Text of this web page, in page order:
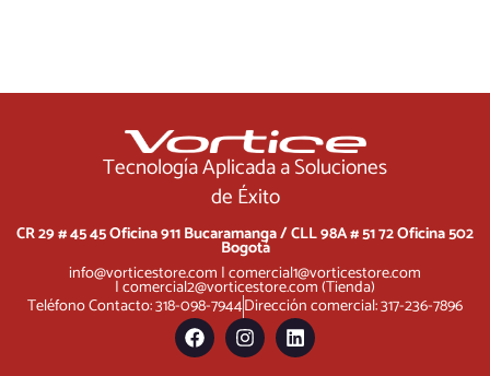
Tecnología Aplicada a Soluciones
de Éxito
CR 29 # 45 45 Oficina 911 Bucaramanga /CLL 98A # 51 72 Oficina 502
Bogotá
info@vorticestore.com |comercial1@vorticestore.com
|comercial2@vorticestore.com(Tienda)
Teléfono Contacto: 318-098-7944Dirección comercial: 317-236-7896